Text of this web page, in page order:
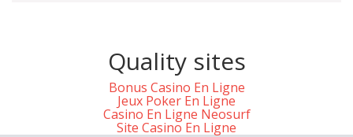
Quality sites
Bonus Casino En Ligne
Jeux Poker En Ligne
Casino En Ligne Neosurf
Site Casino En Ligne